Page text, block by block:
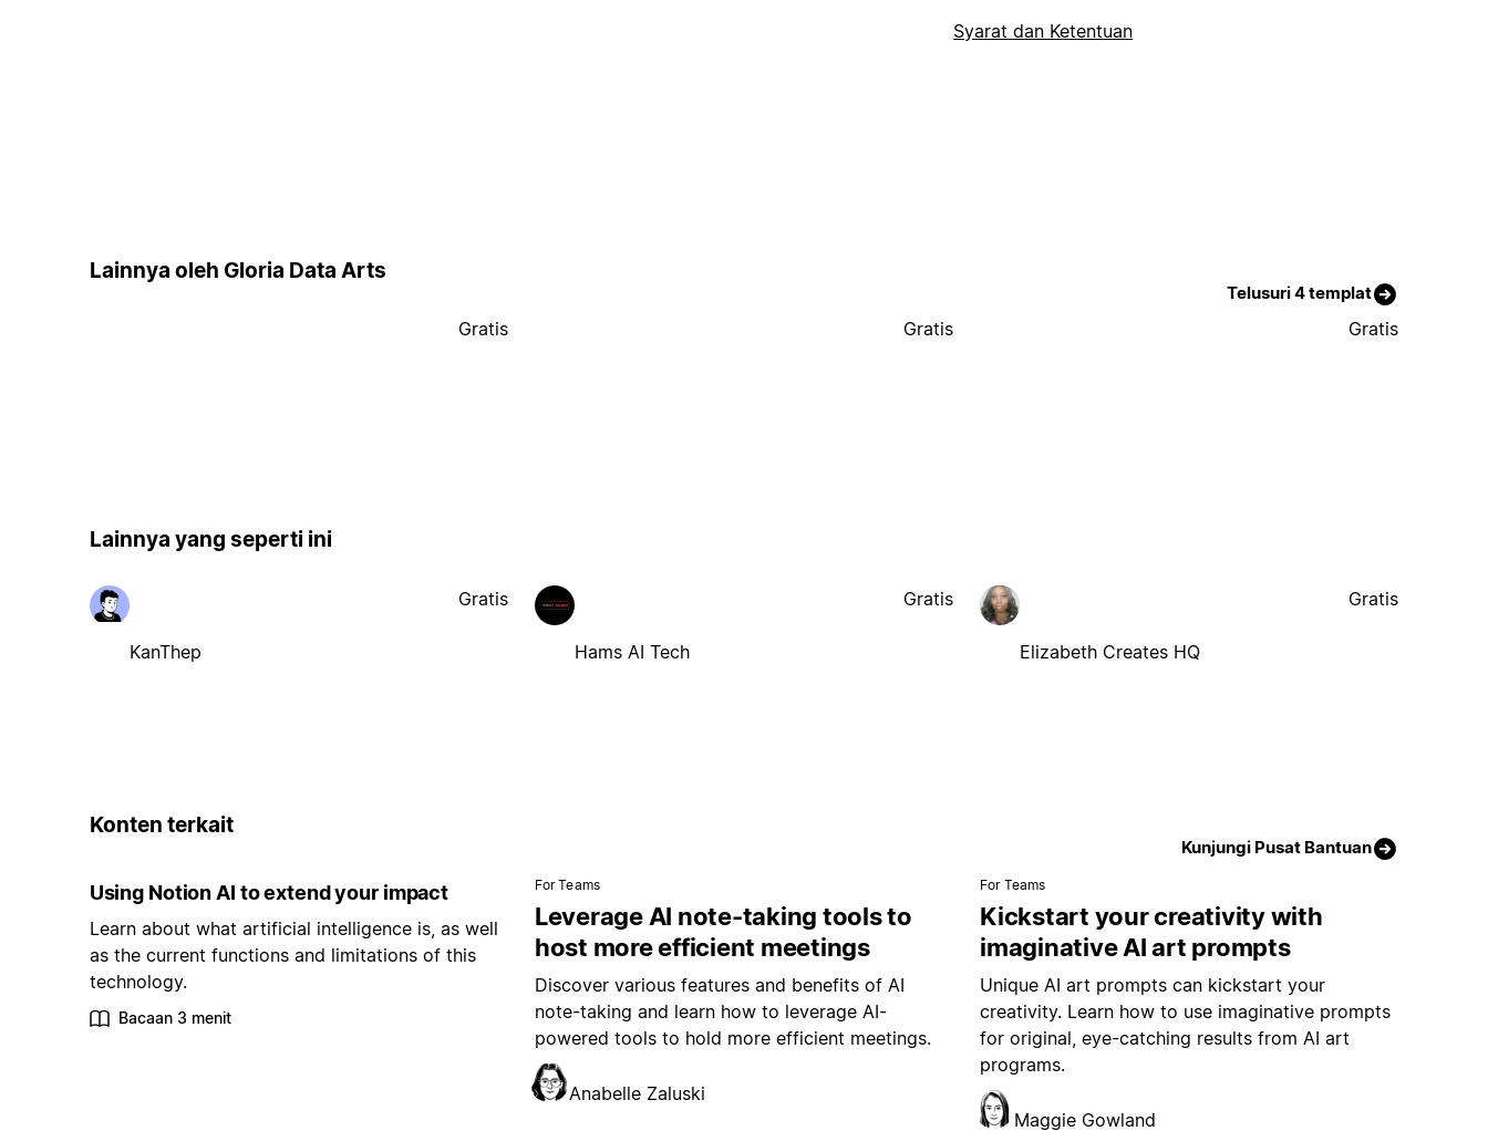
Syarat dan Ketentuan
Lainnya oleh Gloria Data Arts
Telusuri 4 templat
Gratis Gratis Gratis
Lainnya yang seperti ini
KanThep
Gratis
Hams AI Tech
Gratis
Elizabeth Creates HQ
Gratis
Konten terkait
Kunjungi Pusat Bantuan
Using Notion AI to extend your impact
Learn about what artificial intelligence is, as well
as the current functions and limitations of this
technology.
Bacaan 3 menit
For Teams
Leverage AI note-taking tools to
host more efficient meetings
Discover various features and benefits of AI
note-taking and learn how to leverage AI-
powered tools to hold more efficient meetings.
Anabelle Zaluski
For Teams
Kickstart your creativity with
imaginative AI art prompts
Unique AI art prompts can kickstart your
creativity. Learn how to use imaginative prompts
for original, eye-catching results from AI art
programs.
Maggie Gowland